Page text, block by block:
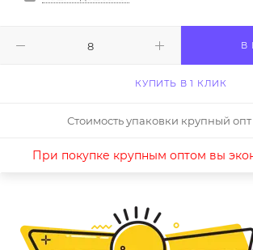
В
КУПИТЬ В 1 КЛИК
Стоимость упаковки крупный опт
При покупке крупным оптом вы